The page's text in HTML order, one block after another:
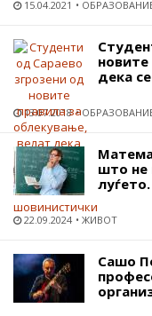
15.04.2021
дека
13.07.2018
што не
22.09.2024 ЖИВОТ
Сашо